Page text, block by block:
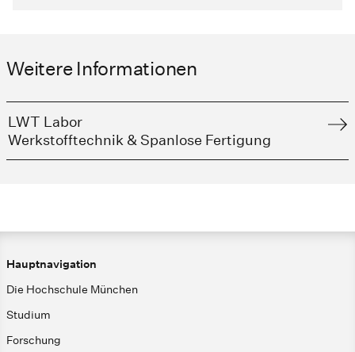
Weitere Informationen
LWT Labor
Werkstofftechnik & Spanlose Fertigung
Hauptnavigation
Die Hochschule München
Studium
Forschung